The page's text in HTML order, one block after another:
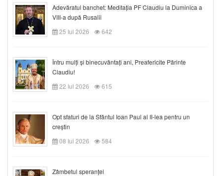
Adevăratul banchet: Meditația PF Claudiu la Duminica a
VIII-a după Rusalii
25 Iul 2026
642
Întru mulți și binecuvântați ani, Preafericite Părinte
Claudiu!
22 Iul 2026
615
Opt sfaturi de la Sfântul Ioan Paul al II-lea pentru un
creștin
08 Iul 2026
584
Zâmbetul speranței